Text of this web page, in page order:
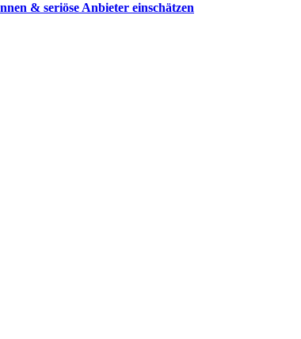
& seriöse Anbieter einschätzen